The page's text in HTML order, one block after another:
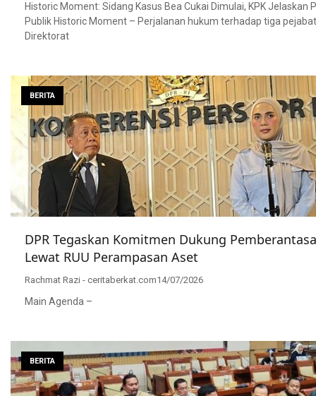
Historic Moment: Sidang Kasus Bea Cukai Dimulai, KPK Jelaskan
Publik Historic Moment – Perjalanan hukum terhadap tiga
Direktorat
BERITA
DPR Tegaskan Komitmen Dukung
Lewat RUU Perampasan Aset
Rachmat Razi - ceritaberkat.com14/07/2026
Main Agenda –
BERITA